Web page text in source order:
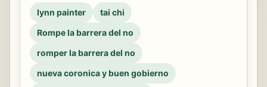
lynn painter
tai chi
Rompe la barrera del no
romper la barrera del no
nueva coronica y buen gobierno